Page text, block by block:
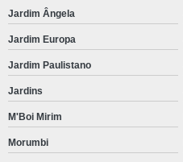
Jardim Ângela
Jardim Europa
Jardim Paulistano
Jardins
M'Boi Mirim
Morumbi